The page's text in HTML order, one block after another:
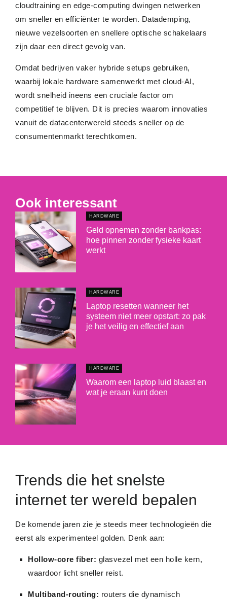
cloudtraining en edge-computing dwingen netwerken
om sneller en efficiënter te worden. Datademping,
nieuwe vezelsoorten en snellere optische schakelaars
zijn daar een direct gevolg van.
Omdat bedrijven vaker hybride setups gebruiken,
waarbij lokale hardware samenwerkt met cloud-AI,
wordt snelheid ineens een cruciale factor om
competitief te blijven. Dit is precies waarom innovaties
vanuit de datacenterwereld steeds sneller op de
consumentenmarkt terechtkomen.
Ook interessant
HARDWARE
Geld opnemen zonder bankpas:
hoe pinnen zonder fysieke kaart
werkt
HARDWARE
Laptop resetten wanneer het
systeem niet meer opstart: zo pak
je het veilig en effectief aan
HARDWARE
Waarom een laptop luid blaast en
wat je eraan kunt doen
Trends die het snelste
internet ter wereld bepalen
De komende jaren zie je steeds meer technologieën die
eerst als experimenteel golden. Denk aan:
Hollow-core fiber: glasvezel met een holle kern,
waardoor licht sneller reist.
Multiband-routing: routers die dynamisch